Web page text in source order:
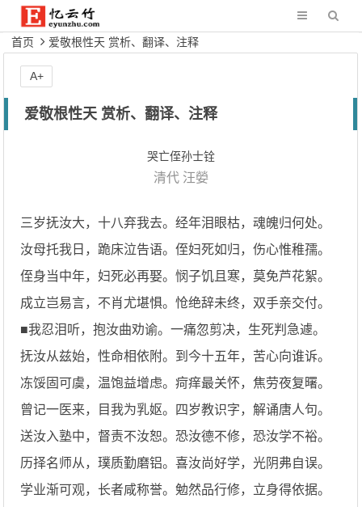
首页 爱敬根性天 赏析、翻译、注释
爱敬根性天 赏析、翻译、注释
哭亡侄孙士铨
清代 汪嫈
三岁抚汝大，十八弃我去。经年泪眼枯，魂魄归何处。
汝母托我日，跪床泣告语。侄妇死如归，伤心惟稚孺。
侄身当中年，妇死必再娶。悯子饥且寒，莫免芦花絮。
成立岂易言，不肖尤堪惧。怆绝辞未终，双手亲交付。
■我忍泪听，抱汝曲劝谕。一痛忽剪决，生死判急遽。
抚汝从兹始，性命相依附。到今十五年，苦心向谁诉。
冻馁固可虞，温饱益增虑。疴痒最关怀，焦劳夜复曙。
曾记一医来，目我为乳妪。四岁教识字，解诵唐人句。
送汝入塾中，督责不汝恕。恐汝德不修，恐汝学不裕。
历择名师从，璞质勤磨铝。喜汝尚好学，光阴弗自误。
学业渐可观，长者咸称誉。勉然品行修，立身得依据。
A+